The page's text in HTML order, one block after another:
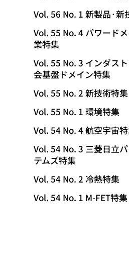
Vol. 56 No. 1 新製品·新
Vol. 55 No. 4 パワード
業特集
Vol. 55 No. 3 インダス
会基盤ドメイン特集
Vol. 55 No. 2 新技術特集
Vol. 55 No. 1 環境特集
Vol. 54 No. 4 航空宇宙
Vol. 54 No. 3 三菱日立
テムズ特集
Vol. 54 No. 2 冷熱特集
Vol. 54 No. 1 M-FET特集